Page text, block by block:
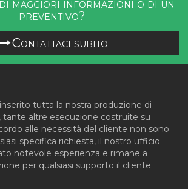
maggiori informazioni o di un
preventivo?
Contattaci subito
tutta la nostra produzione di
tante altre esecuzione costruite su
alle necessità del cliente non sono
specifica richiesta, il nostro ufficio
notevole esperienza e rimane a
per qualsiasi supporto il cliente